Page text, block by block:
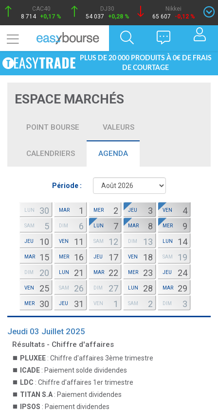
CAC40
8 714 +0,17 %
DJ30
54 037
+0,28 %
Nikkei
65 607
-0,12 %
PLUS DE 20 000 PRODUITS À 0€ DE FRAIS
DE COURTAGE
ESPACE MARCHÉS
POINT BOURSE VALEURS
CALENDRIERS AGENDA
Période :
LUN 30 MAR 1 MER 2 JEU 3 VEN 4
SAM 5 DIM 6 LUN 7 MAR 8 MER 9
JEU 10 VEN 11 SAM 12 DIM 13 LUN 14
MAR 15 MER 16 JEU 17 VEN 18 SAM 19
DIM 20 LUN 21 MAR 22 MER 23 JEU 24
VEN 25 SAM 26 DIM 27 LUN 28 MAR 29
MER 30 JEU 31 VEN 1 SAM 2 DIM 3
Jeudi 03 Juillet 2025
Résultats - Chiffre d'affaires
PLUXEE : Chiffre d'affaires 3ème trimestre
ICADE : Paiement solde dividendes
LDC : Chiffre d'affaires 1er trimestre
TITAN S.A : Paiement dividendes
IPSOS : Paiement dividendes